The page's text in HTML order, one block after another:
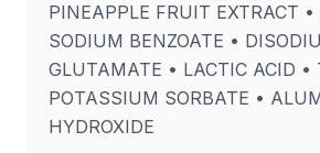
PINEAPPLE FRUIT EXTRACT •
SODIUM BENZOATE •
GLUTAMATE • LACTIC ACID •
POTASSIUM SORBATE •
HYDROXIDE